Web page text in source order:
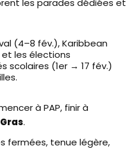
(4–8 fév.), Karibbean
et les élections
scolaires (1er → 17 fév.)
à PAP, finir à
.
fermées, tenue légère,